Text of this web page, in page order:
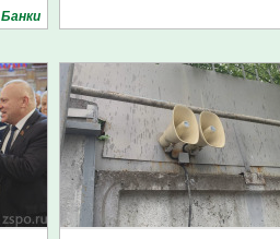
Банки